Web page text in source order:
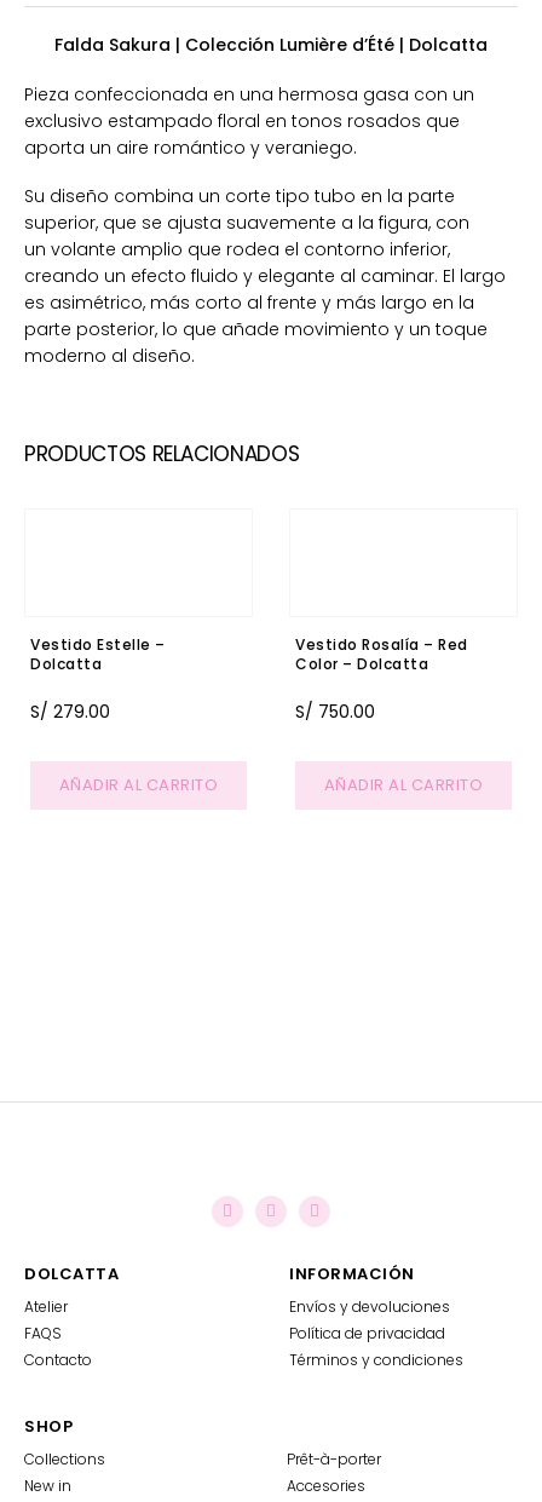
Falda Sakura | Colección Lumière d’Été | Dolcatta
Pieza confeccionada en una hermosa gasa con un
exclusivo estampado floral en tonos rosados que
aporta un aire romántico y veraniego.
Su diseño combina un corte tipo tubo en la parte
superior, que se ajusta suavemente a la figura, con
un volante amplio que rodea el contorno inferior,
creando un efecto fluido y elegante al caminar. El largo
es asimétrico, más corto al frente y más largo en la
parte posterior, lo que añade movimiento y un toque
moderno al diseño.
PRODUCTOS RELACIONADOS
Vestido Estelle –
Dolcatta
S/ 279.00
AÑADIR AL CARRITO
Vestido Rosalía – Red
Color – Dolcatta
S/ 750.00
AÑADIR AL CARRITO
DOLCATTA
Atelier
FAQS
Contacto
INFORMACIÓN
Envíos y devoluciones
Política de privacidad
Términos y condiciones
SHOP
Collections
Prêt-à-porter
New in
Accesories